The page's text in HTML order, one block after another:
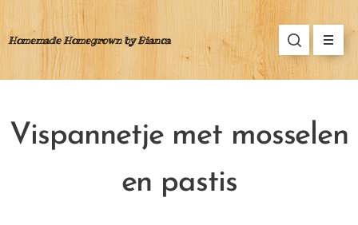
Homemade Homegrown by Bianca
Vispannetje met mosselen
en pastis